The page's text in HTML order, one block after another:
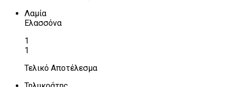
Λαμία
Ελασσόνα
1
1
Τελικό Αποτέλεσμα